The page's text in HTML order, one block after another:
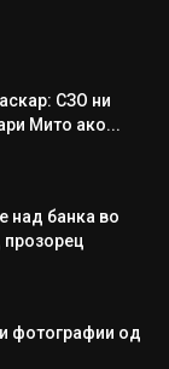
СЗО ни
Мито ако...
над банка во
прозорец
фотографии од